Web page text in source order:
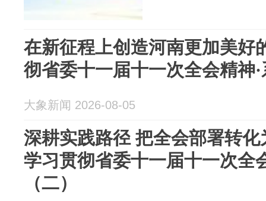
在新征程上创造河南更加美好
彻省委十一届十一次全会精神
大象新闻 2026-08-05
深耕实践路径 把全会部署转
学习贯彻省委十一届十一次全
（二）